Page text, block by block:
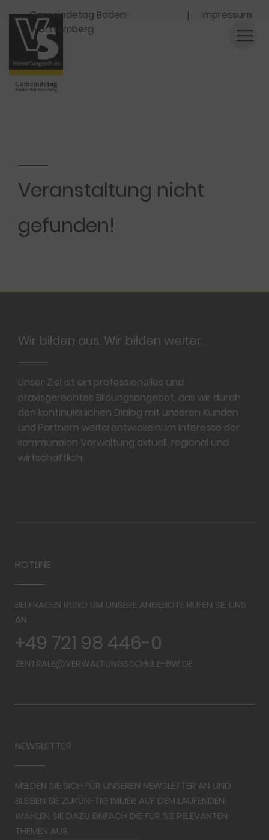
Navigation
Gemeindetag Baden-
Württemberg
Impressum
Veranstaltung nicht
gefunden!
Wir bilden aus. Wir bilden weiter.
Unser Ziel ist ein professionelles und
praxisgerechtes Bildungsangebot, das wir durch
den kontinuierlichen Dialog mit unseren Kunden
und Partnern weiterentwickeln: im Interesse der
kommunalen Verwaltung aktuell, regional und
wirtschaftlich.
HOTLINE
BEI FRAGEN RUND UM UNSERE ANGEBOTE RUFEN SIE UNS
AN
+49 721 98 446-0
ZENTRALE@VERWALTUNGSSCHULE-BW.DE
NEWSLETTER
MELDEN SIE SICH FÜR UNSEREN NEWSLETTER AN UND
BLEIBEN SIE ZUKÜNFTIG IMMER AUF DEM LAUFENDEN.
WÄHLEN SIE DAZU EINFACH DIE FÜR SIE RELEVANTEN
THEMEN AUS.